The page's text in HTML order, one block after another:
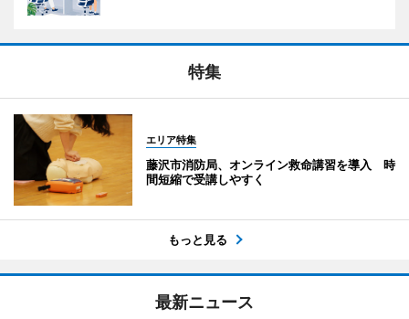
特集
エリア特集
藤沢市消防局、オンライン救命講習を導入 時
間短縮で受講しやすく
もっと見る
最新ニュース